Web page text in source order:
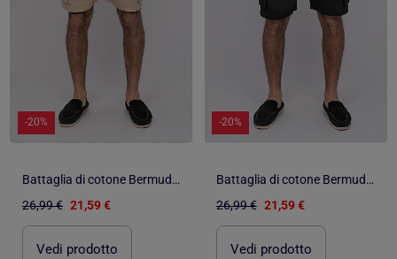
-20%
Battaglia di cotone Bermuda BURT
26,99 € 21,59 €
Vedi prodotto
-20%
Battaglia di cotone Bermuda BURT
26,99 € 21,59 €
Vedi prodotto